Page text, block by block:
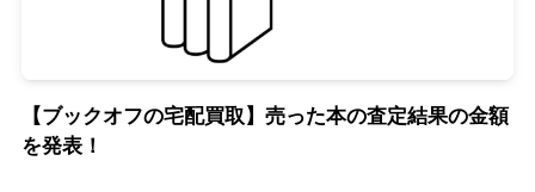
【ブックオフの宅配買取】売った本の査定結果の金額
を発表！